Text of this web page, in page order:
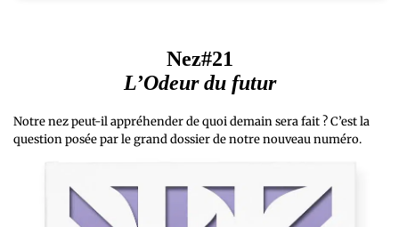
Nez#21
L’Odeur du futur
Notre nez peut-il appréhender de quoi demain sera fait ? C’est la
question posée par le grand dossier de notre nouveau numéro.